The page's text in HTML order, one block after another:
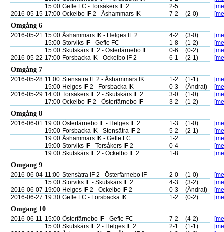
15:00 Gefle FC - Torsåkers IF 2 2-5
2016-05-15 17:00 Ockelbo IF 2 - Åshammars IK 7-2 (2-0)
Omgång 6
2016-05-21 15:00 Åshammars IK - Helges IF 2 4-2 (3-0)
15:00 Storviks IF - Gefle FC 1-8 (1-2)
15:00 Skutskärs IF 2 - Österfärnebo IF 0-6 (0-2)
2016-05-22 17:00 Forsbacka IK - Ockelbo IF 2 6-1 (2-1)
Omgång 7
2016-05-28 11:00 Stensätra IF 2 - Åshammars IK 1-2 (1-1)
15:00 Helges IF 2 - Forsbacka IK 0-3 (Ändrat)
2016-05-29 14:00 Torsåkers IF 2 - Skutskärs IF 2 3-0 (1-0)
17:00 Ockelbo IF 2 - Österfärnebo IF 3-2 (1-2)
Omgång 8
2016-06-01 19:00 Österfärnebo IF - Helges IF 2 1-3 (1-0)
19:00 Forsbacka IK - Stensätra IF 2 5-2 (2-1)
19:00 Åshammars IK - Gefle FC 1-2
19:00 Storviks IF - Torsåkers IF 2 0-4
19:00 Skutskärs IF 2 - Ockelbo IF 2 1-8
Omgång 9
2016-06-04 11:00 Stensätra IF 2 - Österfärnebo IF 2-0 (1-0)
15:00 Storviks IF - Skutskärs IF 2 4-3 (3-2)
2016-06-07 19:00 Helges IF 2 - Ockelbo IF 2 0-3 (Ändrat)
2016-06-27 19:30 Gefle FC - Forsbacka IK 1-2 (0-2)
Omgång 10
2016-06-11 15:00 Österfärnebo IF - Gefle FC 7-2 (4-2)
15:00 Skutskärs IF 2 - Helges IF 2 2-1 (1-1)